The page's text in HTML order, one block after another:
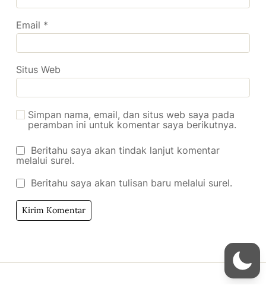
Email *
Situs Web
Simpan nama, email, dan situs web saya pada
peramban ini untuk komentar saya berikutnya.
Beritahu saya akan tindak lanjut komentar
melalui surel.
Beritahu saya akan tulisan baru melalui surel.